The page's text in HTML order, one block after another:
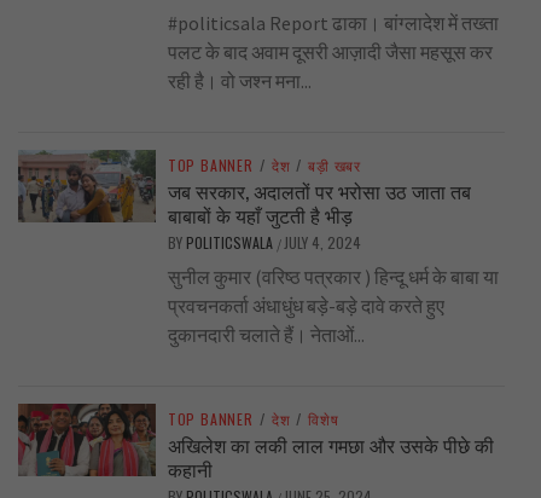
#politicsala Report ढाका। बांग्लादेश में तख्ता
पलट के बाद अवाम दूसरी आज़ादी जैसा महसूस कर
रही है। वो जश्न मना...
TOP BANNER / देश / बड़ी खबर
जब सरकार, अदालतों पर भरोसा उठ जाता तब
बाबाबों के यहाँ जुटती है भीड़
BY POLITICSWALA / JULY 4, 2024
सुनील कुमार (वरिष्ठ पत्रकार ) हिन्दू धर्म के बाबा या
प्रवचनकर्ता अंधाधुंध बड़े-बड़े दावे करते हुए
दुकानदारी चलाते हैं। नेताओं...
TOP BANNER / देश / विशेष
अखिलेश का लकी लाल गमछा और उसके पीछे की
कहानी